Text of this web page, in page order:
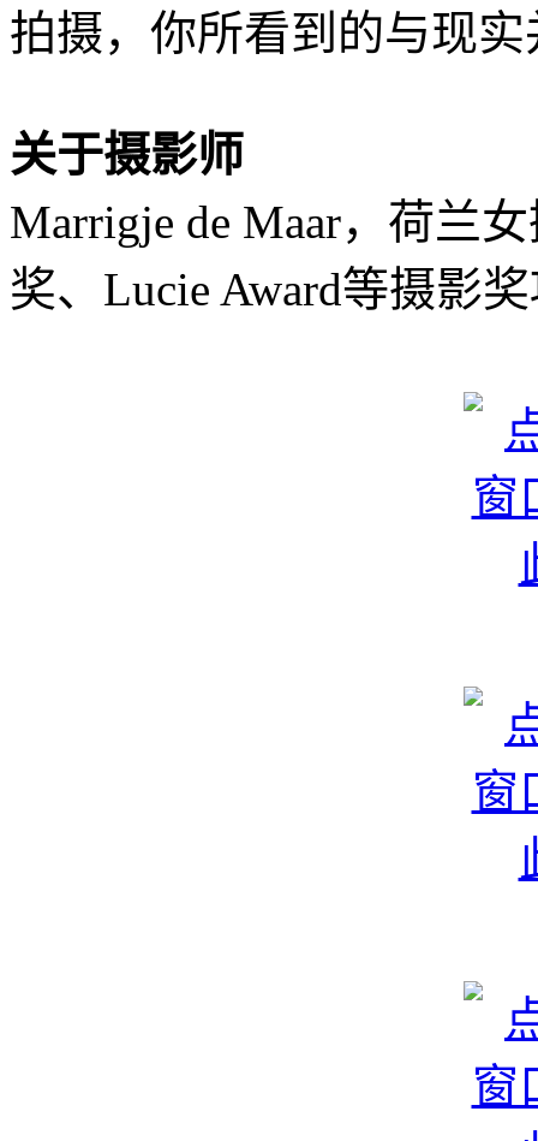
拍摄，你所看到的与现
关于摄影师
Marrigje de Maar，荷兰
奖、Lucie Award等摄影